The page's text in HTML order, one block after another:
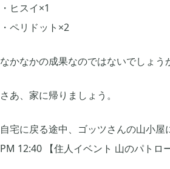
・ヒスイ×1
・ペリドット×2
なかなかの成果なのではないでしょう
さあ、家に帰りましょう。
自宅に戻る途中、ゴッツさんの山小屋
PM 12:40 【住人イベント 山のパトロ